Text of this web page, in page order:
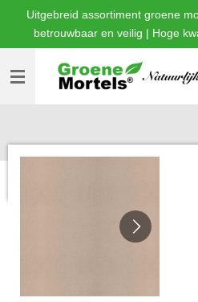
direct
de
hoofdinhoud
Uitgebreid assortiment groene
betrouwbaar en veilig | Hoge